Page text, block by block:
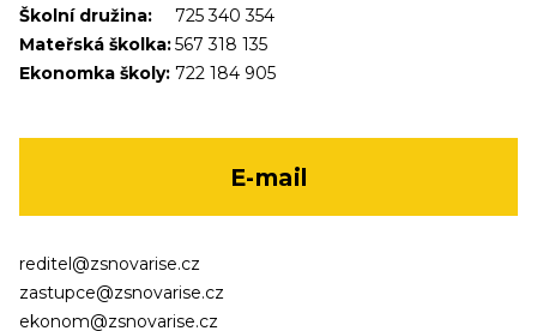
Školní družina:
725 340 354
Mateřská školka:567 318 135
Ekonomka školy: 722 184 905
E-mail
reditel@zsnovarise.cz
zastupce@zsnovarise.cz
ekonom@zsnovarise.cz